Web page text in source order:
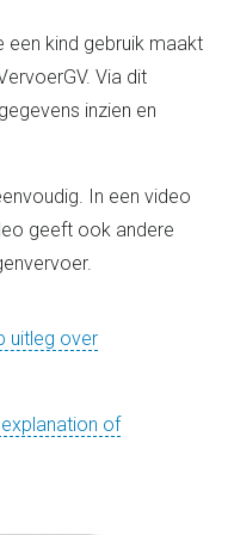
een kind gebruik maakt
Via dit
inzien en
In een video
geeft ook andere
uitleg over
of